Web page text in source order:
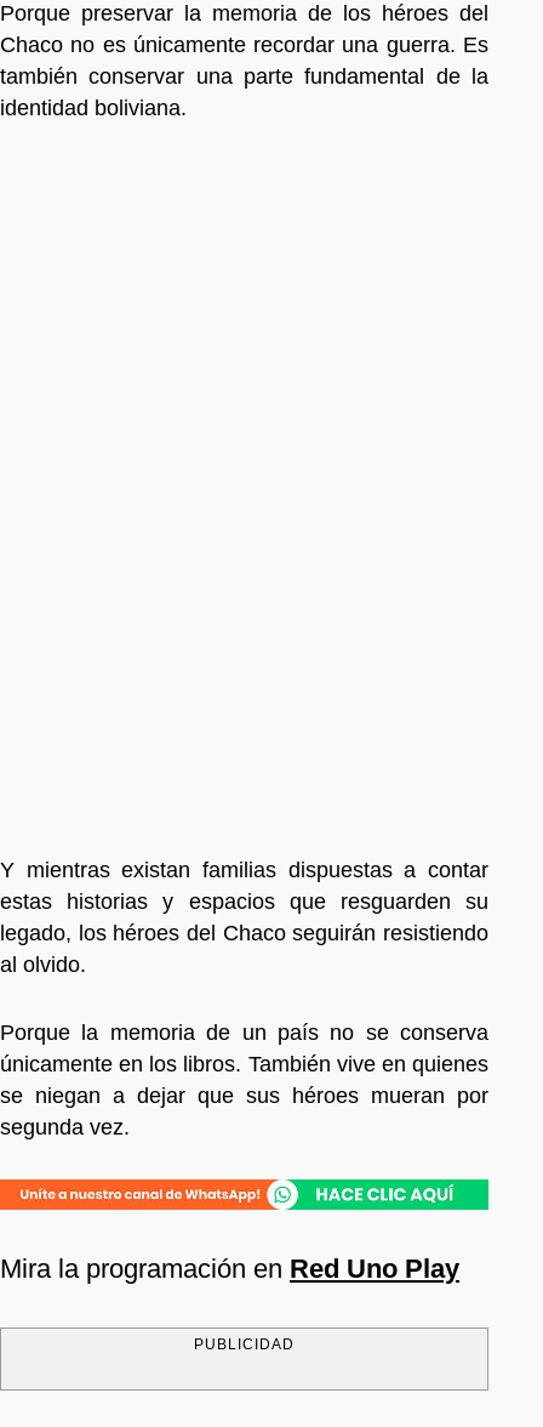
Porque preservar la memoria de los héroes del
Chaco no es únicamente recordar una guerra. Es
también conservar una parte fundamental de la
identidad boliviana.
Y mientras existan familias dispuestas a contar
estas historias y espacios que resguarden su
legado, los héroes del Chaco seguirán resistiendo
al olvido.
Porque la memoria de un país no se conserva
únicamente en los libros. También vive en quienes
se niegan a dejar que sus héroes mueran por
segunda vez.
Mira la programación en Red Uno Play
PUBLICIDAD